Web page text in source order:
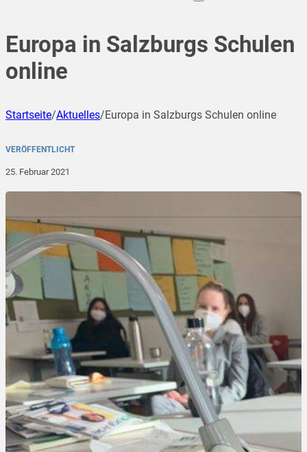
Europa in Salzburgs Schulen
online
Startseite/Aktuelles/Europa in Salzburgs Schulen online
VERÖFFENTLICHT
25. Februar 2021